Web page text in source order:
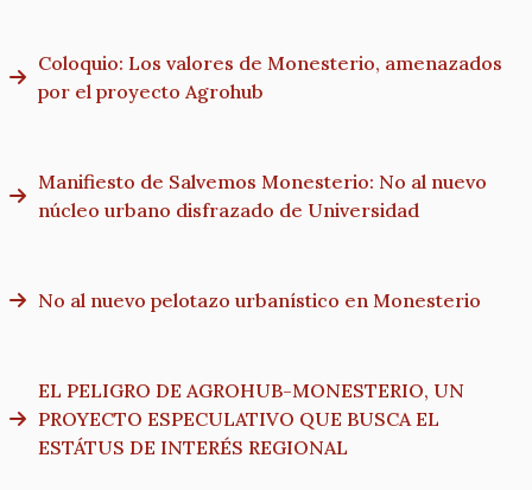
Coloquio: Los valores de Monesterio, amenazados
por el proyecto Agrohub
Manifiesto de Salvemos Monesterio: No al nuevo
núcleo urbano disfrazado de Universidad
No al nuevo pelotazo urbanístico en Monesterio
EL PELIGRO DE AGROHUB-MONESTERIO, UN
PROYECTO ESPECULATIVO QUE BUSCA EL
ESTÁTUS DE INTERÉS REGIONAL